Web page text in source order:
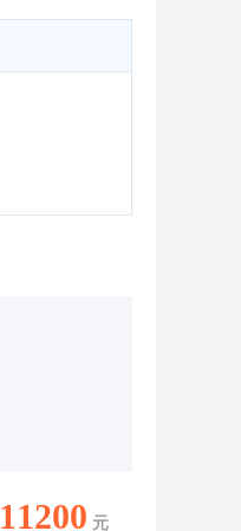
11200 元